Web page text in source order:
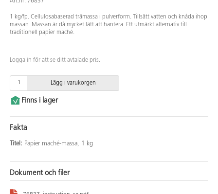
1 kg/fp. Cellulosabaserad trämassa i pulverform. Tillsätt vatten och knåda ihop
massan. Massan är då mycket lätt att hantera. Ett utmärkt alternativ till
traditionell papier maché.
Logga in för att se ditt avtalade pris.
Lägg i varukorgen
Finns i lager
Fakta
Titel: Papier maché-massa, 1 kg
Dokument och filer